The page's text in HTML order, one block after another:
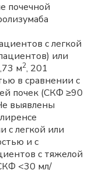
почечной
с легкой
или
м2, 201
в сравнении с
почек (СКФ ≥90
выявлены
с легкой или
и с
с тяжелой
<30 мл/